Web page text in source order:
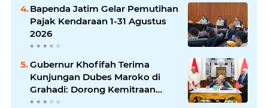
Gresik, Wujudkan Kualitas
Hidup Masyarakat Melalui
Lingkungan ASRI
Bapenda Jatim Gelar Pemutihan
Pajak Kendaraan 1-31 Agustus
2026
Gubernur Khofifah Terima
Kunjungan Dubes Maroko di
Grahadi: Dorong Kemitraan
Strategis Jawa Timur–Maroko di